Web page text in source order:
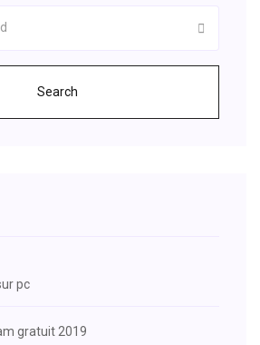
Search
pc
gratuit 2019